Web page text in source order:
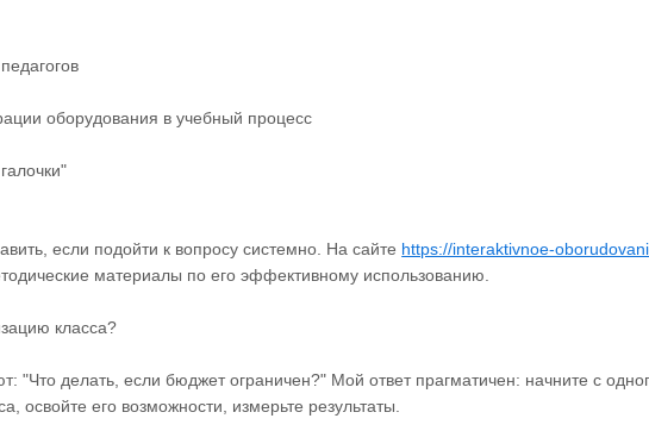
оборудования в учебный процесс
если подойти к вопросу системно. На сайте https://interaktivnoe-
материалы по его эффективному использованию.
класса?
"Что делать, если бюджет ограничен?" Мой ответ прагматичен: начните с
освойте его возможности, измерьте результаты.